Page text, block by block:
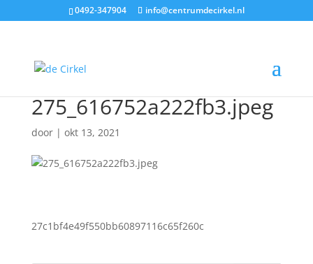
0492-347904 info@centrumdecirkel.nl
275_616752a222fb3.jpeg
door | okt 13, 2021
27c1bf4e49f550bb60897116c65f260c